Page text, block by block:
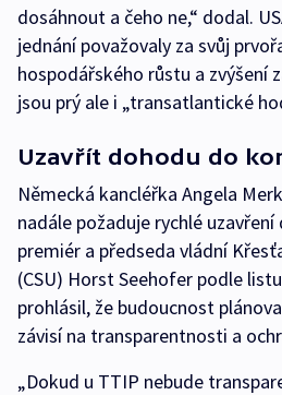
dosáhnout a čeho ne,“ dodal.
jednání považovaly za svůj
hospodářského růstu a zvýšení
jsou prý ale i „transatlantické
Uzavřít dohodu do
Německá kancléřka Angela
nadále požaduje rychlé
premiér a předseda vládní
(CSU) Horst Seehofer podle
prohlásil, že budoucnost
závisí na transparentnosti a
„Dokud u TTIP nebude